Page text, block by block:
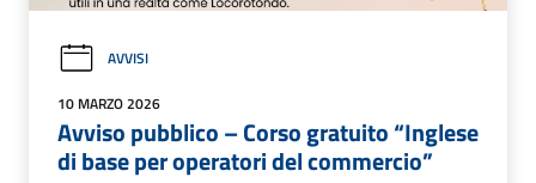
AVVISI
10 MARZO 2026
Avviso pubblico – Corso gratuito “Inglese
di base per operatori del commercio”